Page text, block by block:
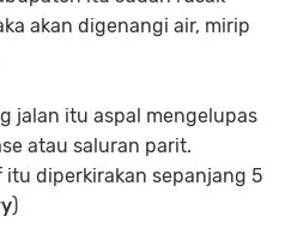
akan digenangi air, mirip
jalan itu aspal mengelupas
atau saluran parit.
diperkirakan sepanjang 5
)